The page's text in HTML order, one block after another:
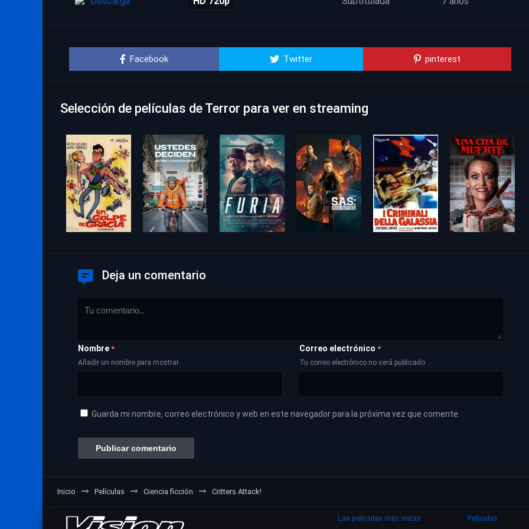
Facebook Twitter pinterest
Selección de películas de Terror para ver en streaming
Deja un comentario
Nombre *
Añadir un nombre para mostrar
Correo electrónico *
Tu correo electrónico no será publicado
Guarda mi nombre, correo electrónico y web en este navegador para la próxima vez que comente.
Inicio Películas Ciencia ficción Critters Attack!
Las películas más vistas Películas